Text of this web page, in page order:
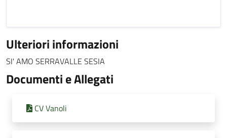
Ulteriori informazioni
SI' AMO SERRAVALLE SESIA
Documenti e Allegati
CV Vanoli